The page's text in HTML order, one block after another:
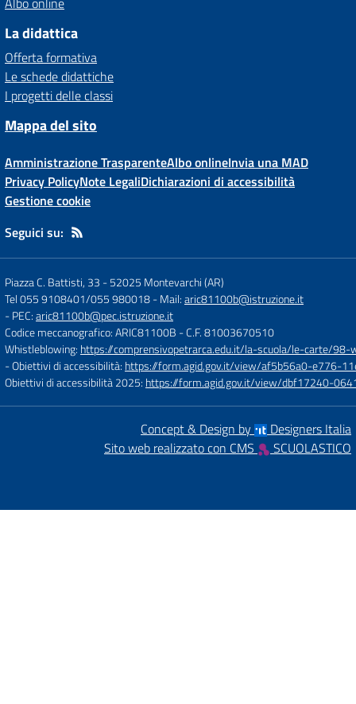
La didattica
Offerta formativa
Le schede didattiche
I progetti delle classi
Mappa del sito
Amministrazione TrasparenteAlbo onlineInvia una MAD
Privacy PolicyNote LegaliDichiarazioni di accessibilità
Gestione cookie
Seguici su:
Piazza C. Battisti, 33 -52025 Montevarchi (AR)
Tel 055 9108401/055 980018- Mail:aric81100b@istruzione.it
- PEC:aric81100b@pec.istruzione.it
Codice meccanografico: ARIC81100B - C.F. 81003670510
Whistleblowing: https://comprensivopetrarca.edu.it/la-scuola/le-carte/98-
- Obiettivi di accessibilità: https://form.agid.gov.it/view/af5b56a0-e776-
Obiettivi di accessibilità 2025: https://form.agid.gov.it/view/dbf17240-
Concept & Design by
Designers Italia
Sito web realizzato con CMS
SCUOLASTICO